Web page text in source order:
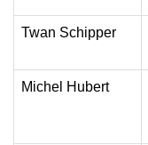
Twan Schipper
Michel Hubert